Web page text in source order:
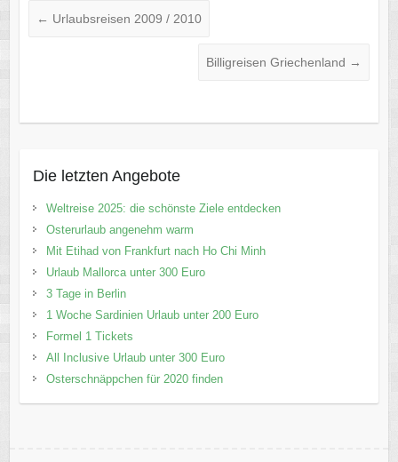
← Urlaubsreisen 2009 / 2010
Billigreisen Griechenland →
Die letzten Angebote
Weltreise 2025: die schönste Ziele entdecken
Osterurlaub angenehm warm
Mit Etihad von Frankfurt nach Ho Chi Minh
Urlaub Mallorca unter 300 Euro
3 Tage in Berlin
1 Woche Sardinien Urlaub unter 200 Euro
Formel 1 Tickets
All Inclusive Urlaub unter 300 Euro
Osterschnäppchen für 2020 finden